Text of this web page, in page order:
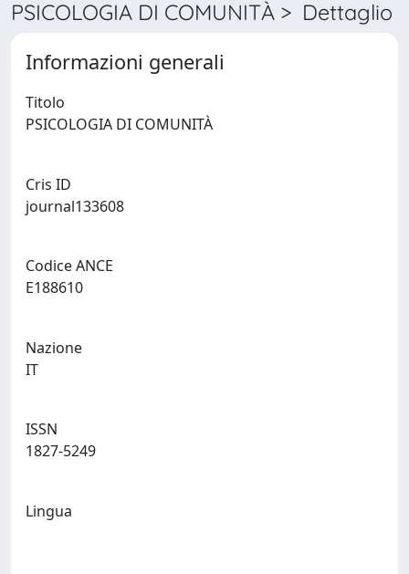
PSICOLOGIA DI COMUNITÀ > Dettaglio
Informazioni generali
Titolo
Cris ID
Codice ANCE
Nazione
ISSN
Lingua